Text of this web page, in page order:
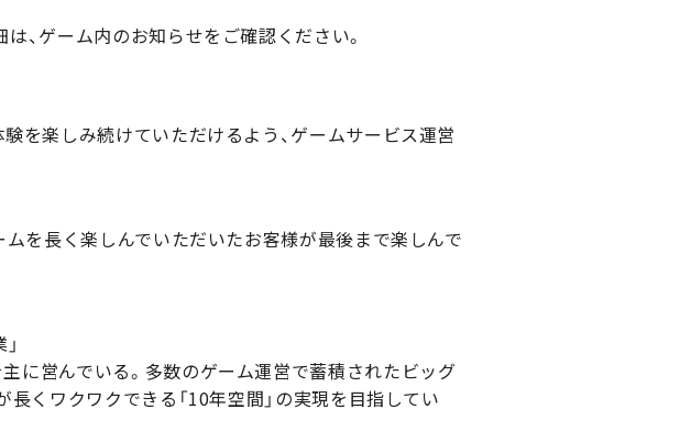
、ゲーム内のお知らせをご確認ください。
を楽しみ続けていただけるよう、ゲームサービス運営
ムを長く楽しんでいただいたお客様が最後まで楽しんで
に営んでいる。多数のゲーム運営で蓄積されたビッグ
くワクワクできる「10年空間」の実現を目指してい